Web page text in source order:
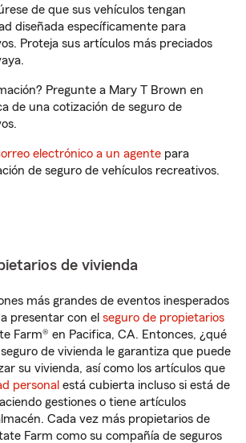
de que sus vehículos tengan
diseñada específicamente para
Proteja sus artículos más preciados
Pregunte a Mary T Brown en
de una cotización de seguro de
electrónico a un agente para
de seguro de vehículos recreativos.
de vivienda
más grandes de eventos inesperados
presentar con el seguro de propietarios
Farm® en Pacifica, CA. Entonces, ¿qué
de vivienda le garantiza que puede
su vivienda, así como los artículos que
personal está cubierta incluso si está de
gestiones o tiene artículos
Cada vez más propietarios de
Farm como su compañía de seguros